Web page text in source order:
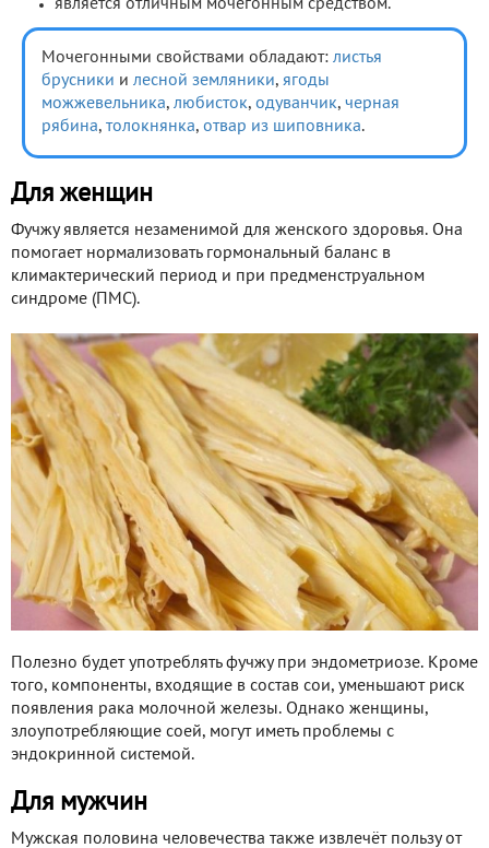
является отличным мочегонным средством.
Мочегонными свойствами обладают: листья
брусники и лесной земляники, ягоды
можжевельника, любисток, одуванчик, черная
рябина, толокнянка, отвар из шиповника.
Для женщин
Фучжу является незаменимой для женского здоровья. Она
помогает нормализовать гормональный баланс в
климактерический период и при предменструальном
синдроме (ПМС).
Полезно будет употреблять фучжу при эндометриозе. Кроме
того, компоненты, входящие в состав сои, уменьшают риск
появления рака молочной железы. Однако женщины,
злоупотребляющие соей, могут иметь проблемы с
эндокринной системой.
Для мужчин
Мужская половина человечества также извлечёт пользу от